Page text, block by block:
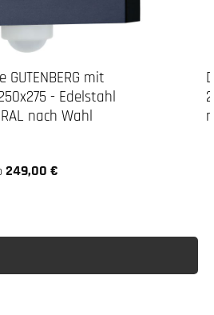
mit
- Edelstahl
nach Wahl
249,00 €